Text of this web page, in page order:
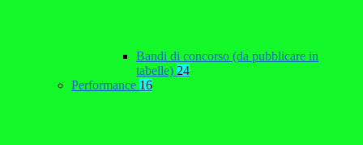
Bandi di concorso (da pubblicare in
tabelle) 24
Performance 16